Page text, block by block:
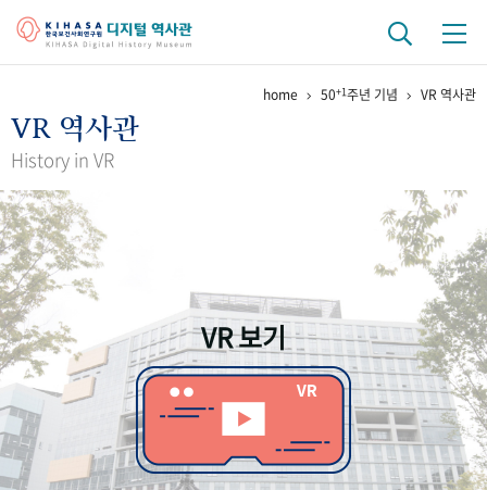
걸어온 길 기관 변천사
연구 역사
정책과 연구
간행물 변천사
기록물 아카이브
사진 아카이브 문서 기록물 행정박물 영상 기록물
50 주년 기념
home 50+1주년 기념 VR 역사관
VR 역사관
History in VR
VR 보기